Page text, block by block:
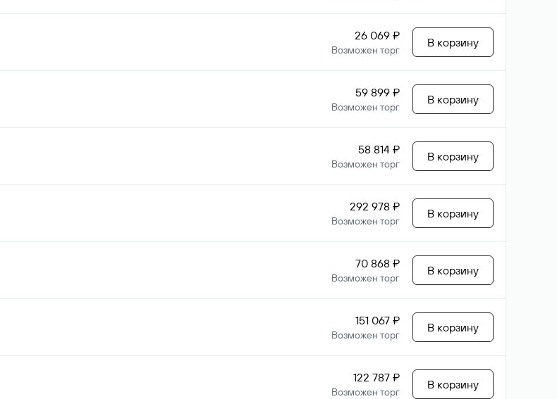
26 069 ₽
Возможен торг
В корзину
59 899 ₽
Возможен торг
В корзину
58 814 ₽
Возможен торг
В корзину
292 978 ₽
Возможен торг
В корзину
70 868 ₽
Возможен торг
В корзину
151 067 ₽
Возможен торг
В корзину
122 787 ₽
Возможен торг
В корзину